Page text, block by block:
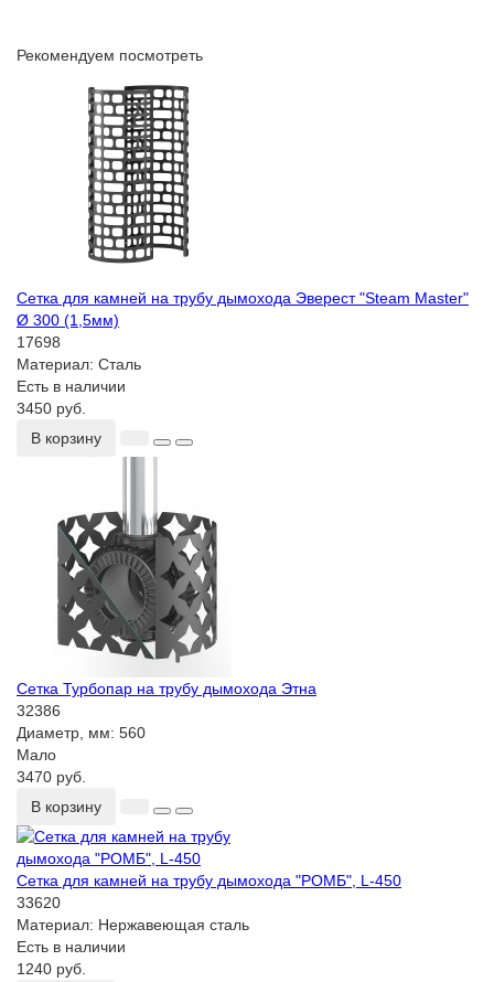
Рекомендуем посмотреть
Сетка для камней на трубу дымохода Эверест "Steam Master"
Ø 300 (1,5мм)
17698
Материал: Сталь
Есть в наличии
3450 руб.
В корзину
Сетка Турбопар на трубу дымохода Этна
32386
Диаметр, мм: 560
Мало
3470 руб.
В корзину
Сетка для камней на трубу дымохода "РОМБ", L-450
33620
Материал: Нержавеющая сталь
Есть в наличии
1240 руб.